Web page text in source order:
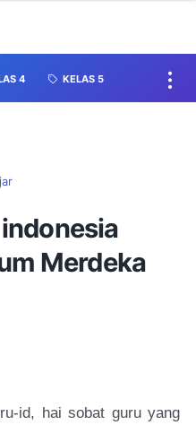
4 KELAS 5
Merdeka
id, hai sobat guru yang